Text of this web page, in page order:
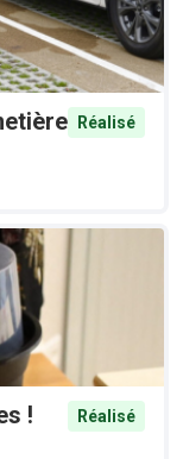
Réalisé
!
Réalisé